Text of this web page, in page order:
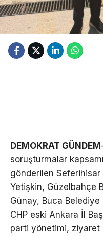
DEMOKRAT GÜNDEM
soruşturmalar
gönderilen Seferihisar
Yetişkin, Güzelbahçe
Günay, Buca Belediye
CHP eski Ankara İl
parti yönetimi, ziyaret